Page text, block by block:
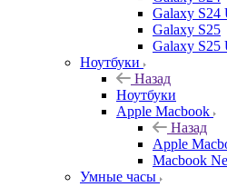
Galaxy S24
Galaxy S25
Galaxy S25
Ноутбуки
Назад
Ноутбуки
Apple Macbook
Назад
Apple
Macbook
Умные часы